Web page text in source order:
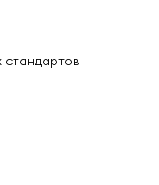
стандартов